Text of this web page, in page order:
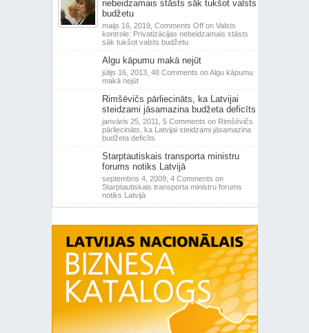
nebeidzamais stāsts sāk tukšot valsts
budžetu
maijs 16, 2019, Comments Offon Valsts
kontrole: Privatizācijas nebeidzamais stāsts
sāk tukšot valsts budžetu
Algu kāpumu makā nejūt
jūlijs 16, 2013, 48 Comments on Algu kāpumu
makā nejūt
Rimšēvičs pārliecināts, ka Latvijai
steidzami jāsamazina budžeta deficīts
janvāris 25, 2011, 5 Comments on Rimšēvičs
pārliecināts, ka Latvijai steidzami jāsamazina
budžeta deficīts
Starptautiskais transporta ministru
forums notiks Latvijā
septembris 4, 2009, 4 Comments on
Starptautiskais transporta ministru forums
notiks Latvijā